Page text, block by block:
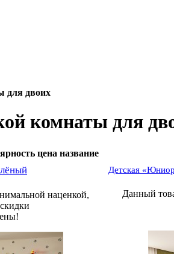
для двоих
комнаты для
цена название
наценкой,
Детская
Данный